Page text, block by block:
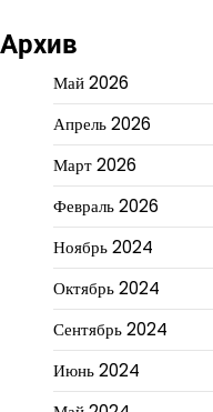
Архив
Май 2026
Апрель 2026
Март 2026
Февраль 2026
Ноябрь 2024
Октябрь 2024
Сентябрь 2024
Июнь 2024